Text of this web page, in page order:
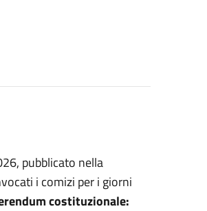
pubblicato nella
i comizi per i giorni
costituzionale: